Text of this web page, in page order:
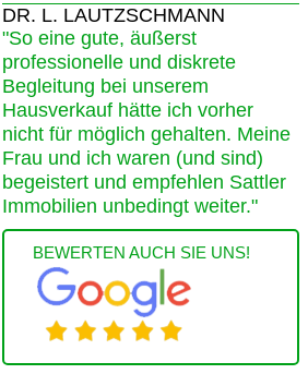
DR. L. LAUTZSCHMANN
"So eine gute, äußerst
professionelle und diskrete
Begleitung bei unserem
Hausverkauf hätte ich vorher
nicht für möglich gehalten. Meine
Frau und ich waren (und sind)
begeistert und empfehlen Sattler
Immobilien unbedingt weiter."
BEWERTEN AUCH SIE UNS!